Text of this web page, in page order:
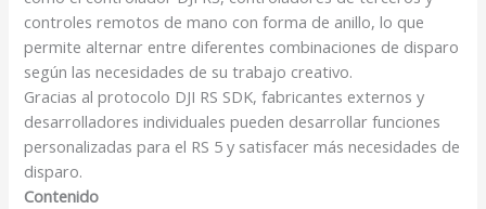
controles remotos de mano con forma de anillo, lo que
permite alternar entre diferentes combinaciones de disparo
según las necesidades de su trabajo creativo.
Gracias al protocolo DJI RS SDK, fabricantes externos y
desarrolladores individuales pueden desarrollar funciones
personalizadas para el RS 5 y satisfacer más necesidades de
disparo.
Contenido